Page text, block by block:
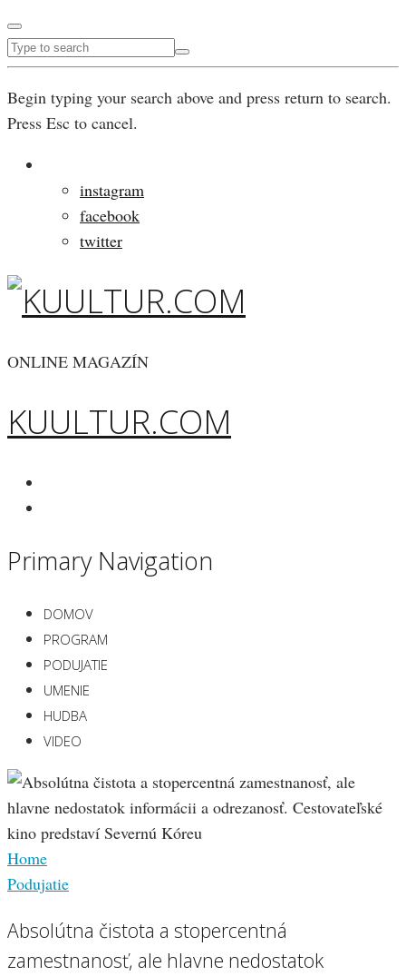
Begin typing your search above and press return to search.
Press Esc to cancel.
instagram
facebook
twitter
ONLINE MAGAZÍN
KUULTUR.COM
Primary Navigation
DOMOV
PROGRAM
PODUJATIE
UMENIE
HUDBA
VIDEO
Home
Podujatie
Absolútna čistota a stopercentná
zamestnanosť, ale hlavne nedostatok